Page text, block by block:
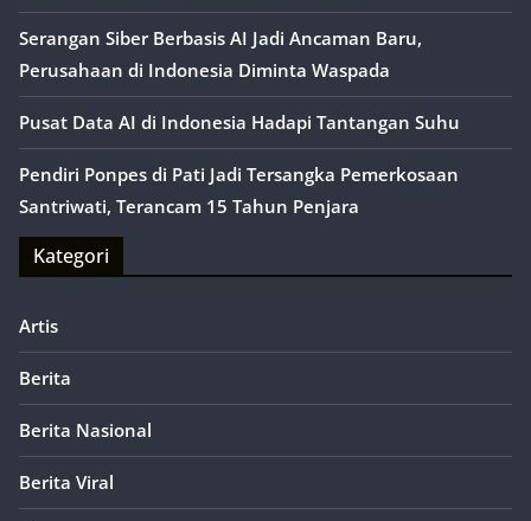
Serangan Siber Berbasis AI Jadi Ancaman Baru,
Perusahaan di Indonesia Diminta Waspada
Pusat Data AI di Indonesia Hadapi Tantangan Suhu
Pendiri Ponpes di Pati Jadi Tersangka Pemerkosaan
Santriwati, Terancam 15 Tahun Penjara
Kategori
Artis
Berita
Berita Nasional
Berita Viral